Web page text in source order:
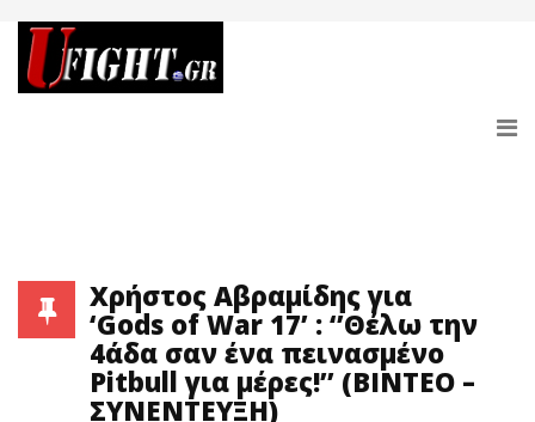
Χρήστος Αβραμίδης για
‘Gods of War 17’ : ‘’Θέλω την
4άδα σαν ένα πεινασμένο
Pitbull για μέρες!’’ (ΒΙΝΤΕΟ –
ΣΥΝΕΝΤΕΥΞΗ)